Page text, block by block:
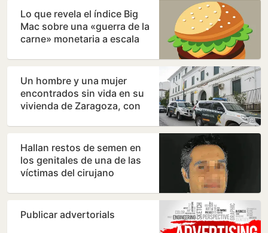
Lo que revela el índice Big
Mac sobre una «guerra de la
carne» monetaria a escala
Un hombre y una mujer
encontrados sin vida en su
vivienda de Zaragoza, con
Hallan restos de semen en
los genitales de una de las
víctimas del cirujano
Publicar advertorials